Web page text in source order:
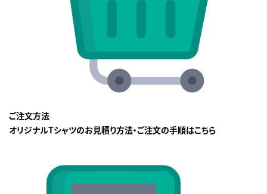
ご注文方法
オリジナルTシャツのお見積り方法・ご注文の手順はこちら